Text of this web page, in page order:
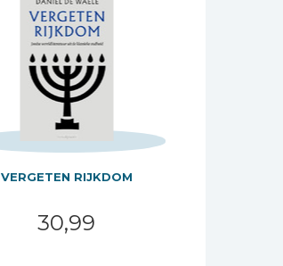
VERGETEN RIJKDOM
30,99